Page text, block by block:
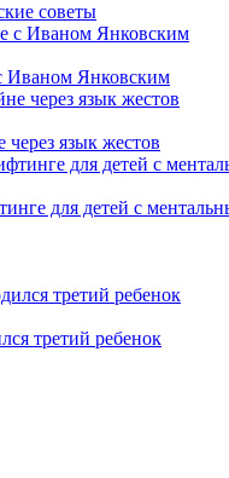
советы
Иваном Янковским
язык жестов
для детей с
третий ребенок